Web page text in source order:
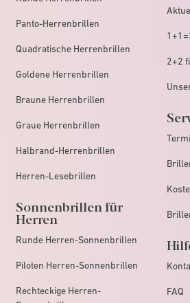
Panto-Herrenbrillen
Quadratische Herrenbrillen
Goldene Herrenbrillen
Braune Herrenbrillen
Graue Herrenbrillen
Halbrand-Herrenbrillen
Herren-Lesebrillen
Sonnenbrillen für
Herren
Runde Herren-Sonnenbrillen
Piloten Herren-Sonnenbrillen
Rechteckige Herren-
2+2
FAQ